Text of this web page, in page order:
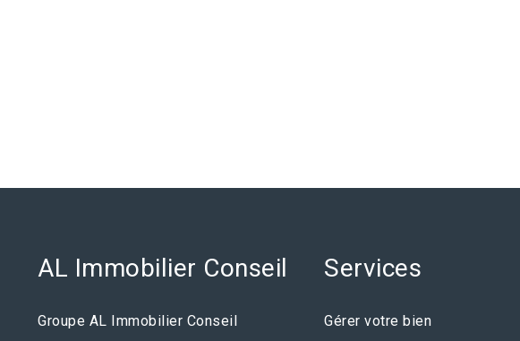
AL Immobilier Conseil
Groupe AL Immobilier Conseil
Services
Gérer votre bien